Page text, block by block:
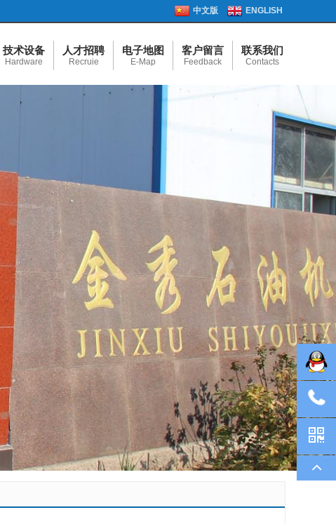
中文版 ENGLISH
技术设备
Hardware
人才招聘
Recruie
电子地图
E-Map
客户留言
Feedback
联系我们
Contacts